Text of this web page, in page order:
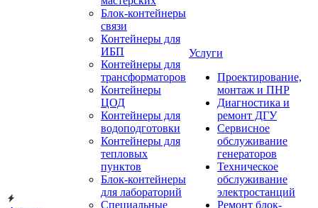
Блок-контейнеры
связи
Контейнеры для
ИБП
Контейнеры для
трансформаторов
Контейнеры
ЦОД
Контейнеры для
водоподготовки
Контейнеры для
тепловых
пунктов
Блок-контейнеры
для лабораторий
Специальные
Услуги
Проектирование,
монтаж и ПНР
Диагностика и
ремонт ДГУ
Сервисное
обслуживание
генераторов
Техническое
обслуживание
электростанций
Ремонт блок-